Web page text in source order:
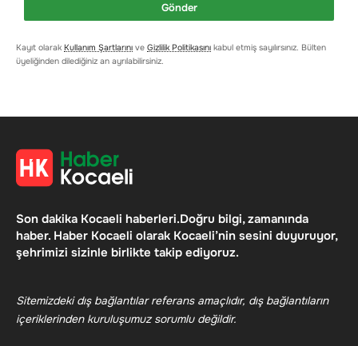
Gönder
Kayıt olarak Kullanım Şartlarını ve Gizlilik Politikasını kabul etmiş sayılırsınız. Bülten
üyeliğinden dilediğiniz an ayrılabilirsiniz.
Son dakika Kocaeli haberleri.Doğru bilgi, zamanında
haber. Haber Kocaeli olarak Kocaeli’nin sesini duyuruyor,
şehrimizi sizinle birlikte takip ediyoruz.
Sitemizdeki dış bağlantılar referans amaçlıdır, dış bağlantıların
içeriklerinden kuruluşumuz sorumlu değildir.